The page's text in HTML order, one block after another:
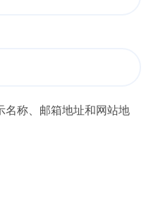
名称、邮箱地址和网站地